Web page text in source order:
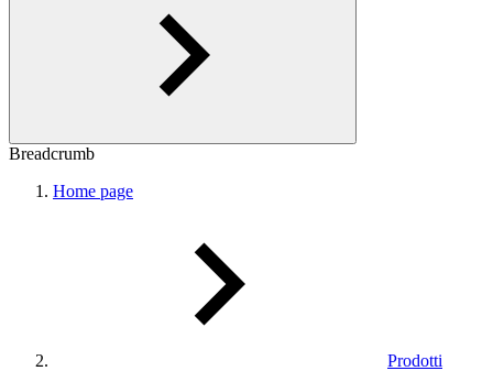
Breadcrumb
Home page
Prodotti